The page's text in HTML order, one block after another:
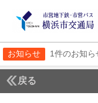
お知らせ 1件のお知
戻る